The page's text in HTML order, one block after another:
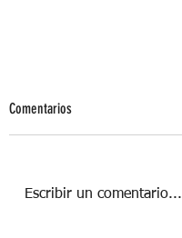
Comentarios
Escribir un comentario...